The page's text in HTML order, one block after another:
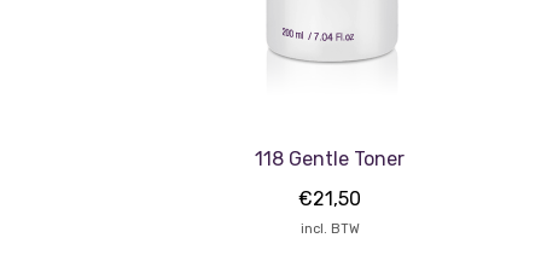
118 Gentle Toner
€21,50
incl. BTW